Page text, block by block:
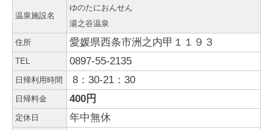
温泉施設名
ゆのたにおんせん
湯之谷温泉
住所 愛媛県西条市洲之内甲１１９３
TEL 0897-55-2135
日帰利用時間 8：30-21：30
日帰料金 400円
定休日 年中無休